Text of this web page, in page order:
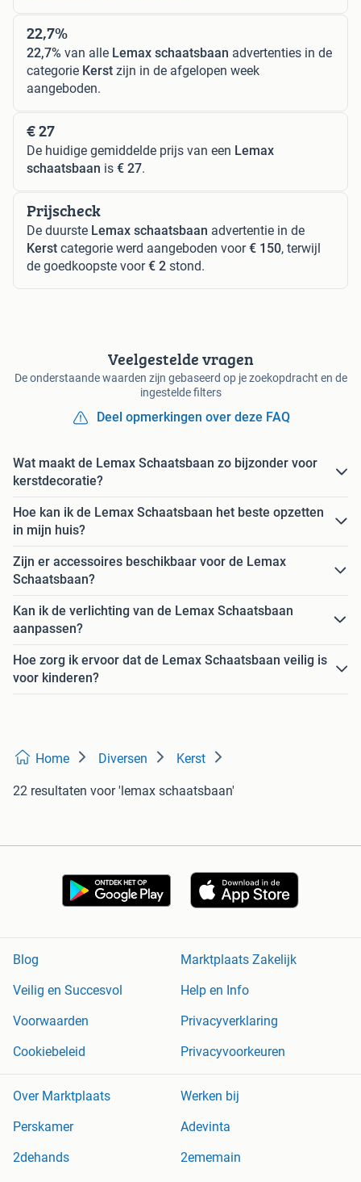
22,7%
22,7% van alle Lemax schaatsbaan advertenties in de
categorie Kerst zijn in de afgelopen week
aangeboden.
€ 27
De huidige gemiddelde prijs van een Lemax
schaatsbaan is € 27.
Prijscheck
De duurste Lemax schaatsbaan advertentie in de
Kerst categorie werd aangeboden voor€ 150, terwijl
de goedkoopste voor€ 2 stond.
Veelgestelde vragen
De onderstaande waarden zijn gebaseerd op je zoekopdracht en de
ingestelde filters
Deel opmerkingen over deze FAQ
Wat maakt de Lemax Schaatsbaan zo bijzonder voor
kerstdecoratie?
Hoe kan ik de Lemax Schaatsbaan het beste opzetten
in mijn huis?
Zijn er accessoires beschikbaar voor de Lemax
Schaatsbaan?
Kan ik de verlichting van de Lemax Schaatsbaan
aanpassen?
Hoe zorg ik ervoor dat de Lemax Schaatsbaan veilig is
voor kinderen?
Home Diversen Kerst
22 resultaten voor 'lemax schaatsbaan'
Blog
Marktplaats Zakelijk
Veilig en Succesvol
Help en Info
Voorwaarden
Privacyverklaring
Cookiebeleid
Privacyvoorkeuren
Over Marktplaats
Werken bij
Perskamer
Adevinta
2dehands
2ememain